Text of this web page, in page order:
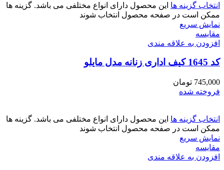
انتخاب گزینه ها این محصول دارای انواع مختلفی می باشد. گزینه ها
ممکن است در صفحه محصول انتخاب شوند
نمایش سریع
مقايسه
افزودن به علاقه مندی
کد 1645 کیف اداری زنانه مدل مایلو
745,000 تومان
فروخته شده
انتخاب گزینه ها این محصول دارای انواع مختلفی می باشد. گزینه ها
ممکن است در صفحه محصول انتخاب شوند
نمایش سریع
مقايسه
افزودن به علاقه مندی